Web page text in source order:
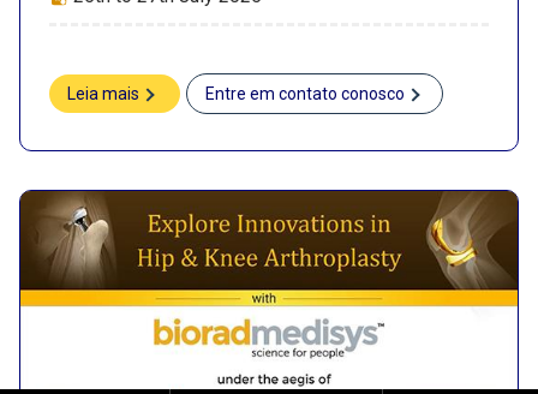
Leia mais Entre em contato conosco